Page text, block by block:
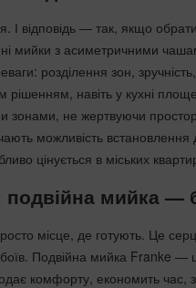
І відповідь — так, якщо
мийки з асиметричними
розділення зон,
рішенням, навіть у кухні
зонами, не жертвуючи
можливість встановлення
цінується в міських
мийка —
місце, де готують. Це
Подвійна мийка Franke —
комфорту, економить час,